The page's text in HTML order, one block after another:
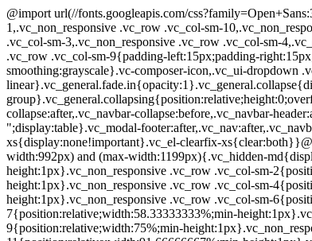
@import url(//fonts.googleapis.com/css?family=Open+Sans:300italic,400italic,600italic,700italic,800italic,400,300,600,700,800&subset=cyrillic,latin,greek);.vc_non_responsive .vc_row .vc_col-sm-1,.vc_non_responsive .vc_row .vc_col-sm-10,.vc_non_responsive .vc_row .vc_col-sm-11,.vc_non_responsive .vc_row .vc_col-sm-12,.vc_non_responsive .vc_row .vc_col-sm-2,.vc_non_responsive .vc_row .vc_col-sm-3,.vc_non_responsive .vc_row .vc_col-sm-4,.vc_non_responsive .vc_row .vc_col-sm-5,.vc_non_responsive .vc_row .vc_col-sm-7,.vc_non_responsive .vc_row .vc_col-sm-8,.vc_non_responsive .vc_row .vc_col-sm-9{padding-left:15px;padding-right:15px;float:left}.vc_modal,.vc_modal *,.vc_panel-footer{box-sizing:border-box}.vc-composer-icon,.vc_empty-container:after{speak:none;-moz-osx-font-smoothing:grayscale}.vc-composer-icon,.vc_ui-dropdown .vc_ui-button{text-transform:none}.vc_general.fade{opacity:0;transition:opacity .15s linear}.vc_general.fade.in{opacity:1}.vc_general.collapse{display:none}.vc_general.collapse.in{display:block}tr.vc_general.collapse.in{display:table-row}tbody.vc_general.collapse.in{display:table-row-group}.vc_general.collapsing{position:relative;height:0;overflow:hidden;transition:height .35s ease}.vc_modal-footer:after,.vc_modal-footer:before,.vc_nav:after,.vc_nav:before,.vc_navbar-collapse:after,.vc_navbar-collapse:before,.vc_navbar-header:after,.vc_navbar-header:before,.vc_navbar:after,.vc_navbar:before,.vc_panel-body:after,.vc_panel-body:before,.vc_row:after,.vc_row:before{content:" ";display:table}.vc_modal-footer:after,.vc_nav:after,.vc_navbar-collapse:after,.vc_navbar-header:after,.vc_navbar:after,.vc_panel-body:after,.vc_row:after{clear:both}@media (max-width:767px){.vc_hidden-xs{display:none!important}.vc_el-clearfix-xs{clear:both}}@media (min-width:768px) and (max-width:991px){.vc_hidden-sm{display:none!important}.vc_el-clearfix-sm{clear:both}}@media (min-width:992px) and (max-width:1199px){.vc_hidden-md{display:none!important}.vc_el-clearfix-md{clear:both}}.vc_non_responsive .vc_row .vc_col-sm-1{position:relative;width:8.33333333%;min-height:1px}.vc_non_responsive .vc_row .vc_col-sm-2{position:relative;width:16.66666667%;min-height:1px}.vc_non_responsive .vc_row .vc_col-sm-3{position:relative;width:25%;min-height:1px}.vc_non_responsive .vc_row .vc_col-sm-4{position:relative;width:33.33333333%;min-height:1px}.vc_non_responsive .vc_row .vc_col-sm-5{position:relative;width:41.66666667%;min-height:1px}.vc_non_responsive .vc_row .vc_col-sm-6{position:relative;float:left;width:50%;min-height:1px;padding-left:15px;padding-right:15px}.vc_non_responsive .vc_row .vc_col-sm-7{position:relative;width:58.33333333%;min-height:1px}.vc_non_responsive .vc_row .vc_col-sm-8{position:relative;width:66.66666667%;min-height:1px}.vc_non_responsive .vc_row .vc_col-sm-9{position:relative;width:75%;min-height:1px}.vc_non_responsive .vc_row .vc_col-sm-10{position:relative;width:83.33333333%;min-height:1px}.vc_non_responsive .vc_row .vc_col-sm-